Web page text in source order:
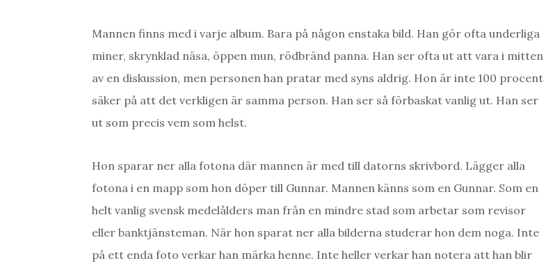
Mannen finns med i varje album. Bara på någon enstaka bild. Han gör ofta underliga
miner, skrynklad näsa, öppen mun, rödbränd panna. Han ser ofta ut att vara i mitten
av en diskussion, men personen han pratar med syns aldrig. Hon är inte 100 procent
säker på att det verkligen är samma person. Han ser så förbaskat vanlig ut. Han ser
ut som precis vem som helst.
Hon sparar ner alla fotona där mannen är med till datorns skrivbord. Lägger alla
fotona i en mapp som hon döper till Gunnar. Mannen känns som en Gunnar. Som en
helt vanlig svensk medelålders man från en mindre stad som arbetar som revisor
eller banktjänsteman. När hon sparat ner alla bilderna studerar hon dem noga. Inte
på ett enda foto verkar han märka henne. Inte heller verkar han notera att han blir